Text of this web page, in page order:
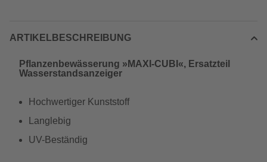
ARTIKELBESCHREIBUNG
Pflanzenbewässerung »MAXI-CUBI«, Ersatzteil
Wasserstandsanzeiger
Hochwertiger Kunststoff
Langlebig
UV-Beständig